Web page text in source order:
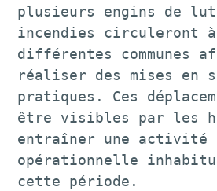
plusieurs engins de
incendies circuleront
différentes communes
réaliser des mises en
pratiques. Ces
être visibles par les
entraîner une activité
opérationnelle
cette période.